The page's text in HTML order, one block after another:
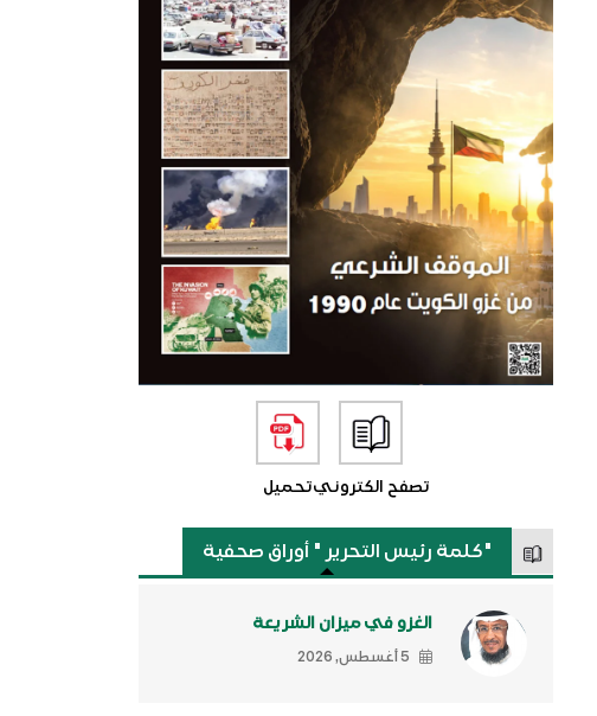
تصفح الكترونيتحميل
"كلمة رئيس التحرير " أوراق صحفية
الغزو في ميزان الشريعة
5 أغسطس, 2026